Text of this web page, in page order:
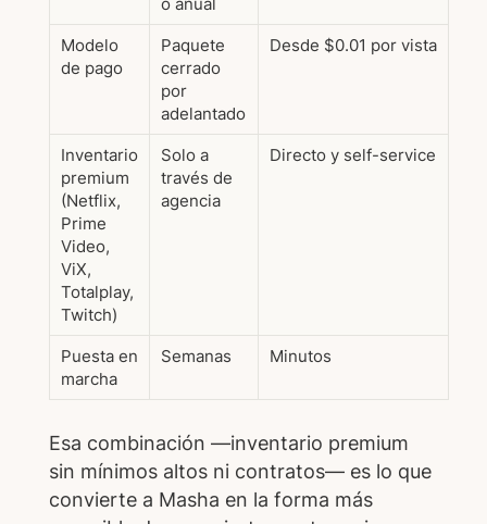
Modelo
de pago
Paquete
cerrado
por
adelantado
Desde $0.01 por vista
Inventario
premium
(Netflix,
Prime
Video,
ViX,
Totalplay,
Twitch)
Solo a
través de
agencia
Directo y self-service
Puesta en
marcha
Semanas Minutos
Esa combinación —inventario premium
sin mínimos altos ni contratos— es lo que
convierte a Masha en la forma más